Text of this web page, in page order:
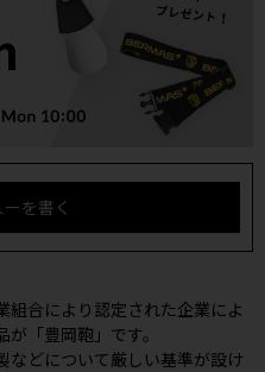
ーを書く
組合により認定された企業によ
「豊岡鞄」です。
などについて厳しい基準が設け